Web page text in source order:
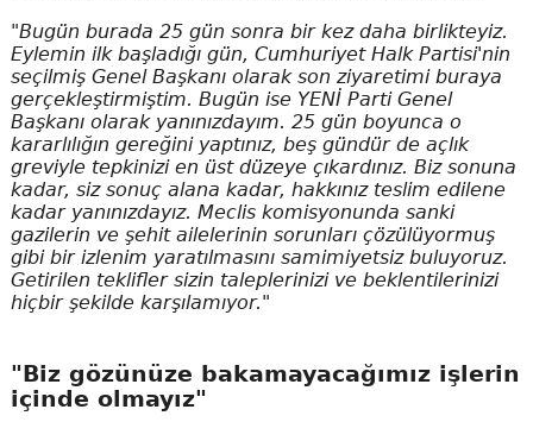
"Bugün burada 25 gün sonra bir kez daha birlikteyiz.
Eylemin ilk başladığı gün, Cumhuriyet Halk Partisi'nin
seçilmiş Genel Başkanı olarak son ziyaretimi buraya
gerçekleştirmiştim. Bugün ise YENİ Parti Genel
Başkanı olarak yanınızdayım. 25 gün boyunca o
kararlılığın gereğini yaptınız, beş gündür de açlık
greviyle tepkinizi en üst düzeye çıkardınız. Biz sonuna
kadar, siz sonuç alana kadar, hakkınız teslim edilene
kadar yanınızdayız. Meclis komisyonunda sanki
gazilerin ve şehit ailelerinin sorunları çözülüyormuş
gibi bir izlenim yaratılmasını samimiyetsiz buluyoruz.
Getirilen teklifler sizin taleplerinizi ve beklentilerinizi
hiçbir şekilde karşılamıyor."
"Biz gözünüze bakamayacağımız işlerin
içinde olmayız"